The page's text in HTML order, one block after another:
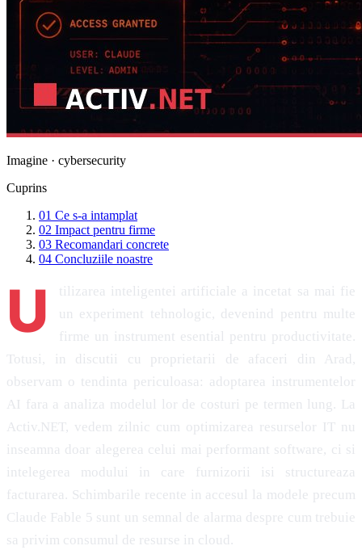
Imagine · cybersecurity
Cuprins
01 Ce s-a intamplat
02 Impact pentru firme
03 Recomandari concrete
04 Concluziile noastre
U
tilizarea inteligentei artificiale a incetat sa mai fie
un experiment tehnologic, devenind pentru multe
firme un instrument esential pentru productivitate.
Totusi, in discutii cu proprietarii de afaceri din Arad,
observam o tendinta periculoasa: adoptarea instrumentelor
AI fara a analiza modelul lor de costuri pe termen lung. La
Activ.NET, vedem zilnic cum optimizarea resurselor IT nu
inseamna doar alegerea celui mai performant software, ci si
intelegerea modului in care furnizorii isi structureaza
facturarea. Schimbarile recente in accesul la modele precum
Claude Fable 5 sunt un semnal de alarma despre cum trebuie
sa privim consumul de resurse in cloud.